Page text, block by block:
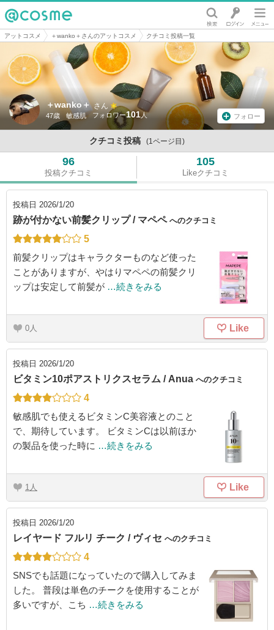
@cosme
アットコスメ ＋wanko＋さんのアットコスメ クチコミ投稿一覧
＋wanko＋ さん
47歳 敏感肌 101 フォロー
クチコミ投稿 (1ページ目)
96
投稿クチコミ
105
Likeクチコミ
投稿日 2026/1/20
跡が付かない前髪クリップ / マペペ へのクチコミ
5
前髪クリップはキャラクターものなど使った
ことがありますが、やはりマペペの前髪クリ
ップは安定して前髪が …続きをみる
0 Like
投稿日 2026/1/20
ビタミン10ポアストリクスセラム / Anua へのクチコミ
4
敏感肌でも使えるビタミンC美容液とのこと
で、期待しています。 ビタミンCは以前ほか
の製品を使った時に …続きをみる
1 Like
投稿日 2026/1/20
レイヤード フルリ チーク / ヴィセ へのクチコミ
4
SNSでも話題になっていたので購入してみま
した。 普段は単色のチークを使用することが
多いですが、こち …続きをみる